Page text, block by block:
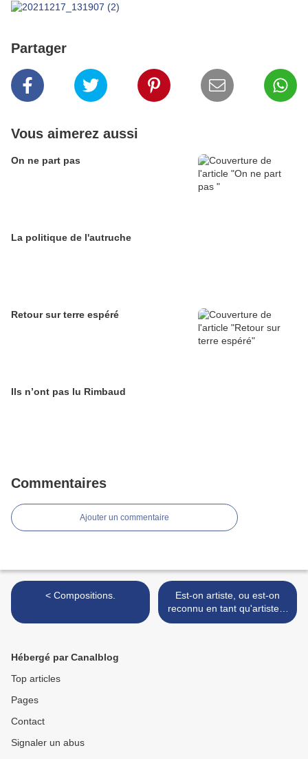
Partager
Vous aimerez aussi
On ne part pas
La politique de l'autruche
Retour sur terre espéré
Ils n’ont pas lu Rimbaud
Commentaires
Ajouter un commentaire
< Compositions.
Est-on artiste, ou est-on
reconnu en tant qu'artiste ?
>
Hébergé par Canalblog
Top articles
Pages
Contact
Signaler un abus